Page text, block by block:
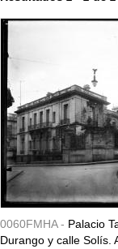
0060FMHA - Palacio
Durango y calle Solís.